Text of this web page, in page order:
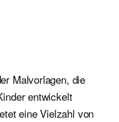
Malvorlagen, die
entwickelt
eine Vielzahl von